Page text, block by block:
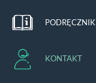
PODRĘCZNIK
KONTAKT